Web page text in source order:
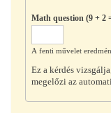
Math question (9 + 2
A fenti művelet
Ez a kérdés
megelőzi az